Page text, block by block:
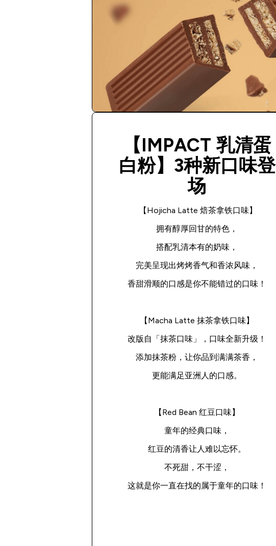
【IMPACT 乳清蛋
白粉】3种新口味登
场
【Hojicha Latte 焙茶拿铁口味】
拥有醇厚回甘的特色，
搭配乳清本有的奶味，
完美呈现出烤烤香气和香浓风味，
香甜滑顺的口感是你不能错过的口味！
【Macha Latte 抹茶拿铁口味】
改版自「抹茶口味」，口味全新升级！
添加抹茶粉，让你品到满满茶香，
更能满足亚洲人的口感。
【Red Bean 红豆口味】
童年的经典口味，
红豆的清香让人难以忘怀。
不死甜，不干涩，
这就是你一直在找的属于童年的口味！